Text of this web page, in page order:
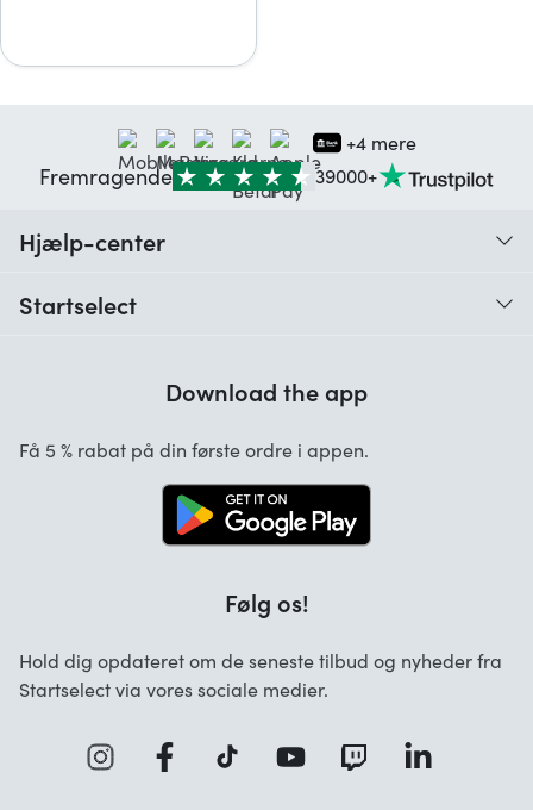
+4 mere
Fremragende 39000+
Hjælp-center
Startselect
Startselect App
Download the app
Få 5 % rabat på din første ordre i appen.
Følg os!
Hold dig opdateret om de seneste tilbud og nyheder fra
Startselect via vores sociale medier.